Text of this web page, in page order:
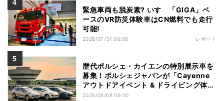
緊急車両も脱炭素? いすゞ「GIGA」ベ
ースのVR防災体験車はCN燃料でも走行
可能!
2026/07/31 08:00 レポート
歴代ポルシェ・カイエンの特別展示車を
募集！ポルシェジャパンが「Cayenne
アウトドアイベント & ドライビング体
験」を開催
2026/08/08 09:00